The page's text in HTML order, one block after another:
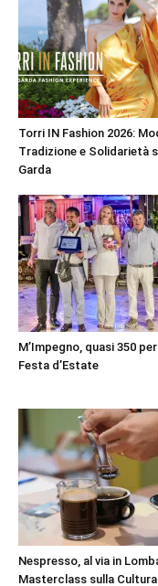
Torri IN Fashion 2026:
Tradizione e Solidarietà
Garda
M’Impegno, quasi 350
Festa d’Estate
Nespresso, al via in
Masterclass sulla